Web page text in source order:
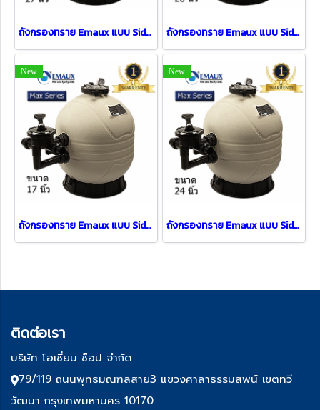
ถังกรองทราย Emaux แบบ Side mount รุ่น FT-MFS27 (27") ถังกรองทราย Emaux แบบ Side mount รุ่น FT-MFS20 (20")
New
ถังกรองทราย Emaux แบบ Side mount รุ่น FT-MFS17 (17")
New
ถังกรองทราย Emaux แบบ Side mount รุ่น FT-MFS24 (24")
ติดต่อเรา
บริษัท โอเชี่ยน ช็อป จำกัด
79/119 ถนนพุทธมณฑลสาย3 แขวงศาลาธรรมสพน์ เขตทวี
วัฒนา กรุงเทพมหานคร 10170